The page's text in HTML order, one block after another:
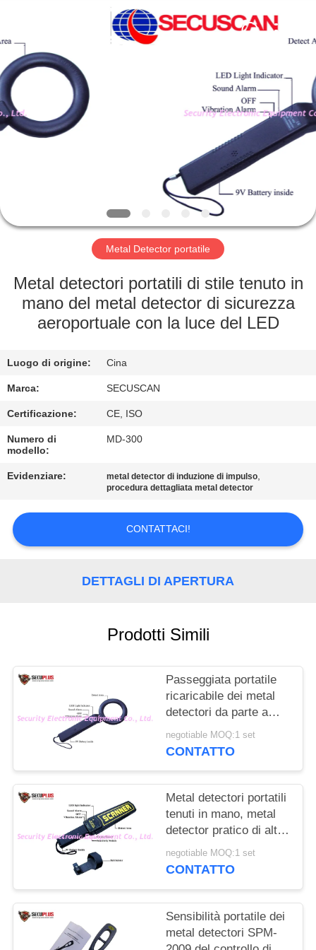
CASA
PRODOTTI
GIRO
FABBRICA
CONTROLLO
QUALITÀ
CONTATTICI
NOTIZIE
CITAZIONE
PRIVACY
POLICY
CO.,
LIMITED.
Rights
Reserved.
Metal Detector portatile
Metal detectori portatili di stile tenuto in
mano del metal detector di sicurezza
aeroportuale con la luce del LED
Luogo di origine: Cina
Marca: SECUSCAN
Certificazione: CE, ISO
Numero di
modello:
MD-300
Evidenziare: metal detector di induzione di impulso,
procedura dettagliata metal detector
CONTATTACI!
DETTAGLI DI APERTURA
Prodotti Simili
Passeggiata portatile
ricaricabile dei metal
detectori da parte a
parte per sicurezza
aeroportuale
negotiable MOQ:1 set
CONTATTO
Metal detectori portatili
tenuti in mano, metal
detector pratico di alta
sensibilità
negotiable MOQ:1 set
CONTATTO
Sensibilità portatile dei
metal detectori SPM-